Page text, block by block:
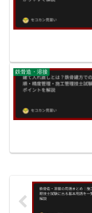
鉄骨造・溶接